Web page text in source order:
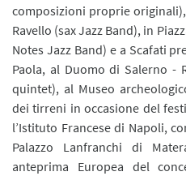
composizioni proprie
Ravello (sax Jazz Band), in
Notes Jazz Band) e a Scafati
Paola, al Duomo di Salerno -
quintet), al Museo
dei tirreni in occasione del
l’Istituto Francese di Napoli,
Palazzo Lanfranchi di
anteprima Europea del